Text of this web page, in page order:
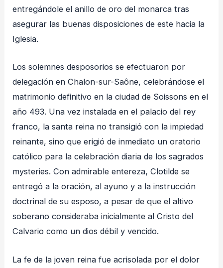
entregándole el anillo de oro del monarca tras
asegurar las buenas disposiciones de este hacia la
Iglesia.
Los solemnes desposorios se efectuaron por
delegación en Chalon-sur-Saône, celebrándose el
matrimonio definitivo en la ciudad de Soissons en el
año 493. Una vez instalada en el palacio del rey
franco, la santa reina no transigió con la impiedad
reinante, sino que erigió de inmediato un oratorio
católico para la celebración diaria de los sagrados
mysteries. Con admirable entereza, Clotilde se
entregó a la oración, al ayuno y a la instrucción
doctrinal de su esposo, a pesar de que el altivo
soberano consideraba inicialmente al Cristo del
Calvario como un dios débil y vencido.
La fe de la joven reina fue acrisolada por el dolor